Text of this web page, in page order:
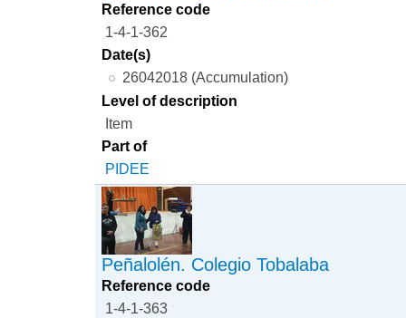
Reference code
1-4-1-362
Date(s)
26042018 (Accumulation)
Level of description
Item
Part of
PIDEE
Peñalolén. Colegio Tobalaba
Reference code
1-4-1-363